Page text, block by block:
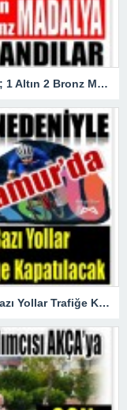
Anamur’lu Sporculardan Büyük Başarı ; 1 Altın 2 Bronz Madalya Kazandılar
8. Bisiklet Turu Anamur’dan Başlıyor. Bazı Yollar Trafiğe Kapatılacak